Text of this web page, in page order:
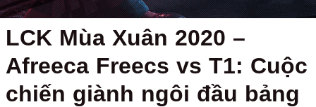
LCK Mùa Xuân 2020 –
Afreeca Freecs vs T1: Cuộc
chiến giành ngôi đầu bảng